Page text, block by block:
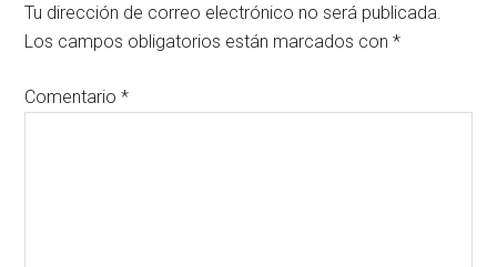
con
los
lectores
Tu dirección de correo electrónico no será publicada.
Los campos obligatorios están marcados con*
Comentario*